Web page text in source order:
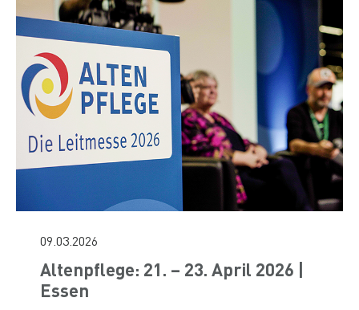
09.03.2026
Altenpflege: 21. – 23. April 2026 |
Essen